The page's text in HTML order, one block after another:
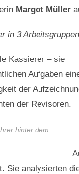
Margot Müller
in 3
Kassierer – sie
Aufgaben
der
der Revisoren.
hinter dem
Sie analysierten